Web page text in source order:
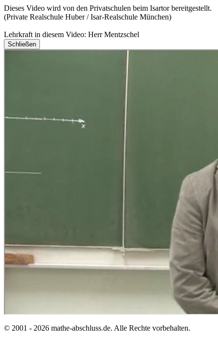
Dieses Video wird von den Privatschulen beim Isartor bereitgestellt.
(Private Realschule Huber / Isar-Realschule München)
Lehrkraft in diesem Video: Herr Mentzschel
Schließen
© 2001 - 2026 mathe-abschluss.de. Alle Rechte vorbehalten.